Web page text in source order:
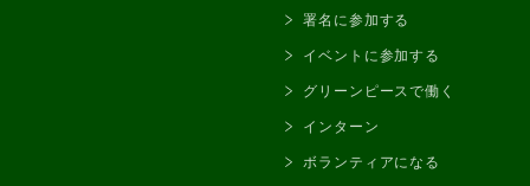
署名に参加する
イベントに参加する
グリーンピースで働く
インターン
ボランティアになる